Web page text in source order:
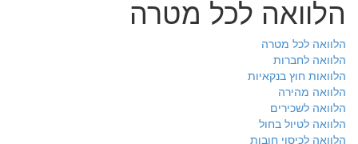
הלוואה לכל מטרה
הלוואה לכל מטרה
הלוואה לחברות
הלוואות חוץ בנקאיות
הלוואה מהירה
הלוואה לשכירים
הלוואה לטיול בחול
הלוואה לכיסוי חובות